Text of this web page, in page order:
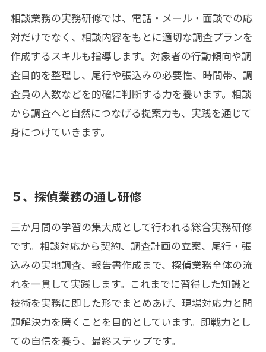
相談業務の実務研修では、電話・メール・面談での応
対だけでなく、相談内容をもとに適切な調査プランを
作成するスキルも指導します。対象者の行動傾向や調
査目的を整理し、尾行や張込みの必要性、時間帯、調
査員の人数などを的確に判断する力を養います。相談
から調査へと自然につなげる提案力も、実践を通じて
身につけていきます。
５、探偵業務の通し研修
三か月間の学習の集大成として行われる総合実務研修
です。相談対応から契約、調査計画の立案、尾行・張
込みの実地調査、報告書作成まで、探偵業務全体の流
れを一貫して実践します。これまでに習得した知識と
技術を実務に即した形でまとめあげ、現場対応力と問
題解決力を磨くことを目的としています。即戦力とし
ての自信を養う、最終ステップです。